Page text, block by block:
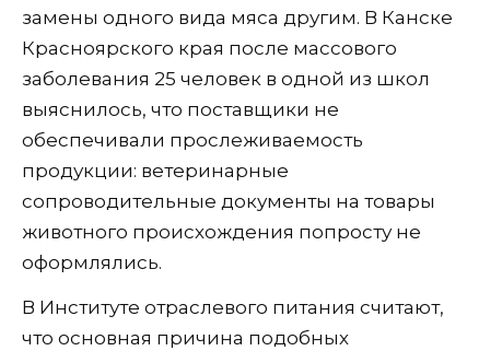
замены одного вида мяса другим. В Канске
Красноярского края после массового
заболевания 25 человек в одной из школ
выяснилось, что поставщики не
обеспечивали прослеживаемость
продукции: ветеринарные
сопроводительные документы на товары
животного происхождения попросту не
оформлялись.
В Институте отраслевого питания считают,
что основная причина подобных